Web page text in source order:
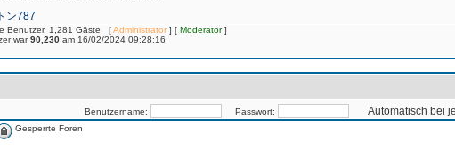
ン787
Benutzer, 1,281 Gäste [Administrator] [ Moderator]
war90,230 am 16/02/2024 09:28:16
Benutzername: Passwort: Automatisch bei
Gesperrte Foren